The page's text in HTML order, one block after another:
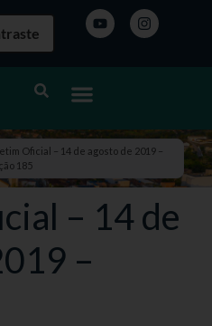
Oficial – 14 de agosto de 2019 –
185
– 14 de
–